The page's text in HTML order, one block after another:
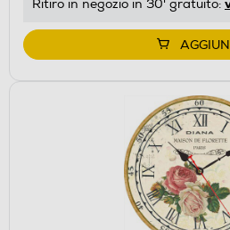
Ritiro in negozio in 30' gratuito: